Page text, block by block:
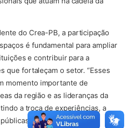
do Crea-PB, a participação
é fundamental para ampliar
e contribuir para a
que fortaleçam o setor. “Esses
momento importante de
da região e as lideranças da
a troca de experiências, a
e o alinhamento de